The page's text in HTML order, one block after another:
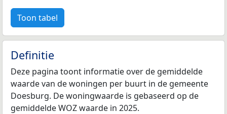
Toon tabel
Definitie
Deze pagina toont informatie over de gemiddelde
waarde van de woningen per buurt in de gemeente
Doesburg. De woningwaarde is gebaseerd op de
gemiddelde WOZ waarde in 2025.